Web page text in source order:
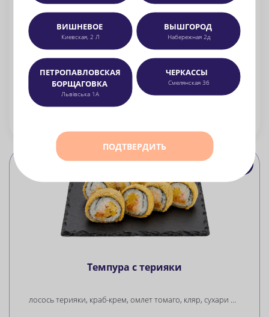
Суши Дог с креветками
тигровые креветки, сыр сливочный, огурец, салат айсберг, унаги соус, спайси соус, икра масаго, сухари панко, кляр, рис, нори
339
Темпура с терияки
лосось терияки, краб-крем, омлет томаго, кляр, сухари панко, унаги соус, рис, нори
ВИШНЕВОЕ
Киевская, 2 Л
ВЫШГОРОД
Набережная 2д
ПЕТРОПАВЛОВСКАЯ
БОРЩАГОВКА
Львівська 1А
ЧЕРКАССЫ
Смелянская 36
ПОДТВЕРДИТЬ